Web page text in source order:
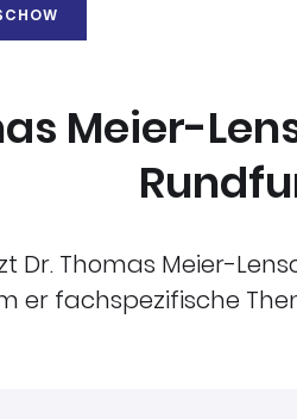
Meier-
Dr. Thomas Meier-
er fachspezifische